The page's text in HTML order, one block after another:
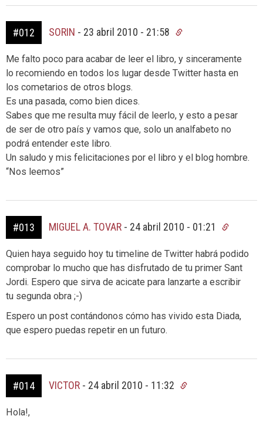
#012 SORIN - 23 abril 2010 - 21:58
Me falto poco para acabar de leer el libro, y sinceramente
lo recomiendo en todos los lugar desde Twitter hasta en
los cometarios de otros blogs.
Es una pasada, como bien dices.
Sabes que me resulta muy fácil de leerlo, y esto a pesar
de ser de otro país y vamos que, solo un analfabeto no
podrá entender este libro.
Un saludo y mis felicitaciones por el libro y el blog hombre.
“Nos leemos”
#013 MIGUEL A. TOVAR - 24 abril 2010 - 01:21
Quien haya seguido hoy tu timeline de Twitter habrá podido
comprobar lo mucho que has disfrutado de tu primer Sant
Jordi. Espero que sirva de acicate para lanzarte a escribir
tu segunda obra ;-)
Espero un post contándonos cómo has vivido esta Diada,
que espero puedas repetir en un futuro.
#014 VICTOR - 24 abril 2010 - 11:32
Hola!,